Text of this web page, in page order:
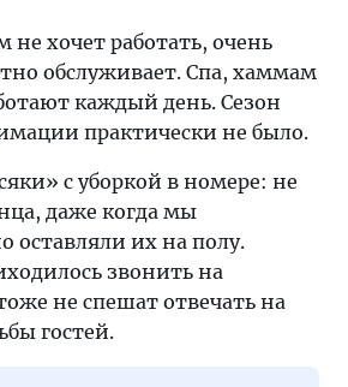
не хочет работать, очень
обслуживает. Спа, хаммам
каждый день. Сезон
практически не было.
с уборкой в номере: не
даже когда мы
оставляли их на полу.
звонить на
не спешат отвечать на
гостей.